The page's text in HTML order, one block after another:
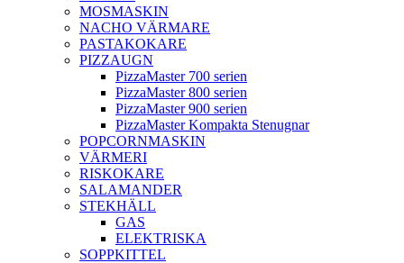
MOSMASKIN
NACHO VÄRMARE
PASTAKOKARE
PIZZAUGN
PizzaMaster 700 serien
PizzaMaster 800 serien
PizzaMaster 900 serien
PizzaMaster Kompakta Stenugnar
POPCORNMASKIN
VÄRMERI
RISKOKARE
SALAMANDER
STEKHÄLL
GAS
ELEKTRISKA
SOPPKITTEL